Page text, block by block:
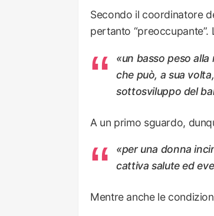
Secondo il coordinatore
pertanto
«un basso peso
che può, a sua
sottosviluppo del
A un primo sguardo,
«per una donna
cattiva salute ed
Mentre anche le